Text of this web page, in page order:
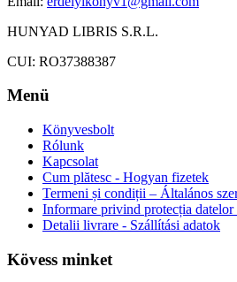
HUNYAD LIBRIS S.R.L.
CUI: RO37388387
Menü
Könyvesbolt
Rólunk
Kapcsolat
Cum plătesc - Hogyan fizetek
Termeni și condiții – Általános
Informare privind protecția
Detalii livrare - Szállítási adatok
Kövess minket